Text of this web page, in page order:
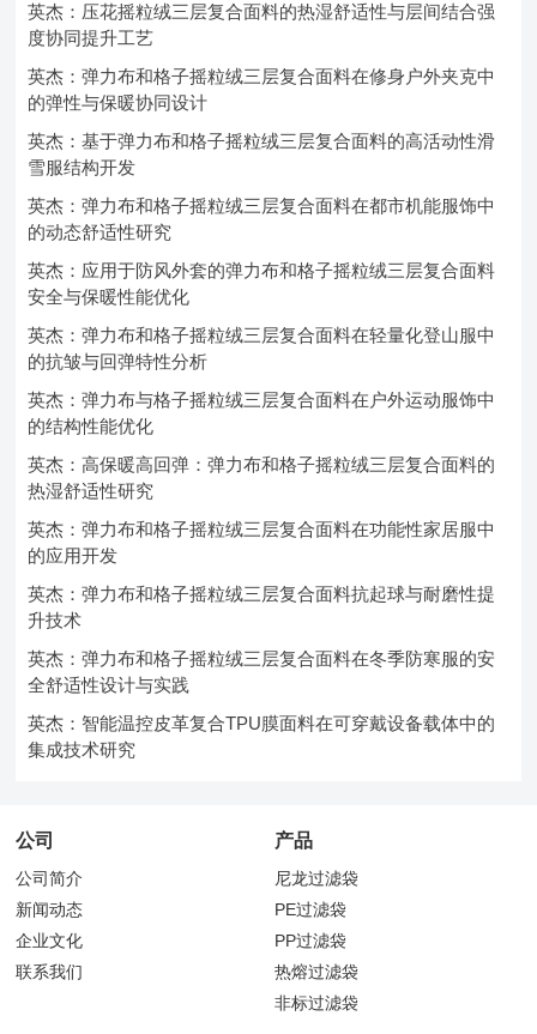
英杰：压花摇粒绒三层复合面料的热湿舒适性与层间结合强
度协同提升工艺
英杰：弹力布和格子摇粒绒三层复合面料在修身户外夹克中
的弹性与保暖协同设计
英杰：基于弹力布和格子摇粒绒三层复合面料的高活动性滑
雪服结构开发
英杰：弹力布和格子摇粒绒三层复合面料在都市机能服饰中
的动态舒适性研究
英杰：应用于防风外套的弹力布和格子摇粒绒三层复合面料
安全与保暖性能优化
英杰：弹力布和格子摇粒绒三层复合面料在轻量化登山服中
的抗皱与回弹特性分析
英杰：弹力布与格子摇粒绒三层复合面料在户外运动服饰中
的结构性能优化
英杰：高保暖高回弹：弹力布和格子摇粒绒三层复合面料的
热湿舒适性研究
英杰：弹力布和格子摇粒绒三层复合面料在功能性家居服中
的应用开发
英杰：弹力布和格子摇粒绒三层复合面料抗起球与耐磨性提
升技术
英杰：弹力布和格子摇粒绒三层复合面料在冬季防寒服的安
全舒适性设计与实践
英杰：智能温控皮革复合TPU膜面料在可穿戴设备载体中的
集成技术研究
公司
公司简介
新闻动态
企业文化
联系我们
产品
尼龙过滤袋
PE过滤袋
PP过滤袋
热熔过滤袋
非标过滤袋